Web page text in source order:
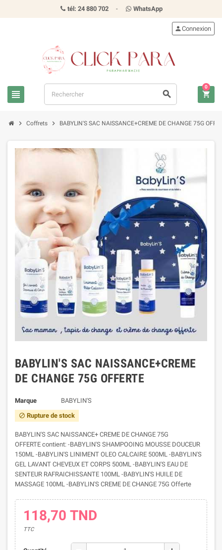
tél: 24 880 702 - WhatsApp
view_headline search
personConnexion
shopping_cart
0
chevron_right Coffrets chevron_right BABYLIN'S SAC NAISSANCE+CREME DE CHANGE 75G
BABYLIN'S SAC NAISSANCE+CREME
DE CHANGE 75G OFFERTE
Marque BABYLIN'S
block Rupture de stock
BABYLIN'S SAC NAISSANCE+ CREME DE CHANGE 75G
OFFERTE contient: -BABYLIN'S SHAMPOOING MOUSSE DOUCEUR
150ML -BABYLIN'S LINIMENT OLEO CALCAIRE 500ML -BABYLIN'S
GEL LAVANT CHEVEUX ET CORPS 500ML -BABYLIN'S EAU DE
SENTEUR RAFRAICHISSANTE 100ML -BABYLIN'S HUILE DE
MASSAGE 100ML -BABYLIN'S CREME DE CHANGE 75G Offerte
118,70 TND
TTC